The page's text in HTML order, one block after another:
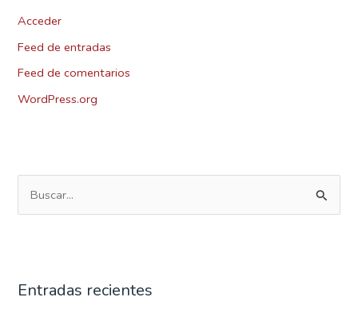
Acceder
Feed de entradas
Feed de comentarios
WordPress.org
a
Entradas recientes